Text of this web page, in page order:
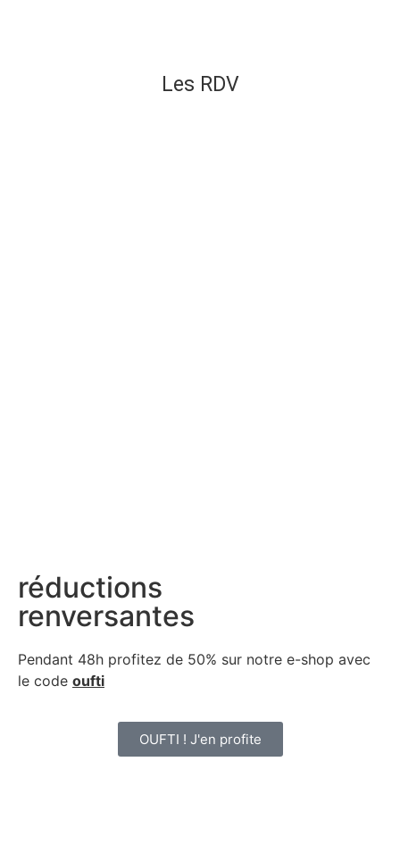
Les RDV
réductions
renversantes
Pendant 48h profitez de 50% sur notre e-shop avec
le code oufti
OUFTI ! J'en profite